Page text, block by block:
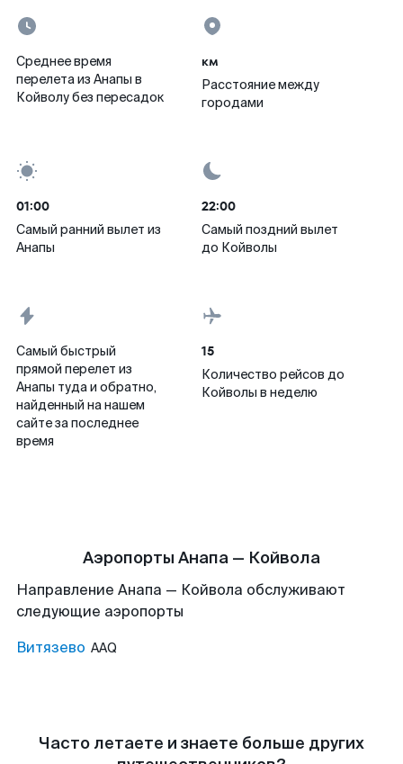
Среднее время
перелета из Анапы в
Койволу без пересадок
км
Расстояние между
городами
01:00
Самый ранний вылет из
Анапы
22:00
Самый поздний вылет
до Койволы
Самый быстрый
прямой перелет из
Анапы туда и обратно,
найденный на нашем
сайте за последнее
время
15
Количество рейсов до
Койволы в неделю
Аэропорты Анапа — Койвола
Направление Анапа — Койвола обслуживают
следующие аэропорты
Витязево AAQ
Часто летаете и знаете больше других